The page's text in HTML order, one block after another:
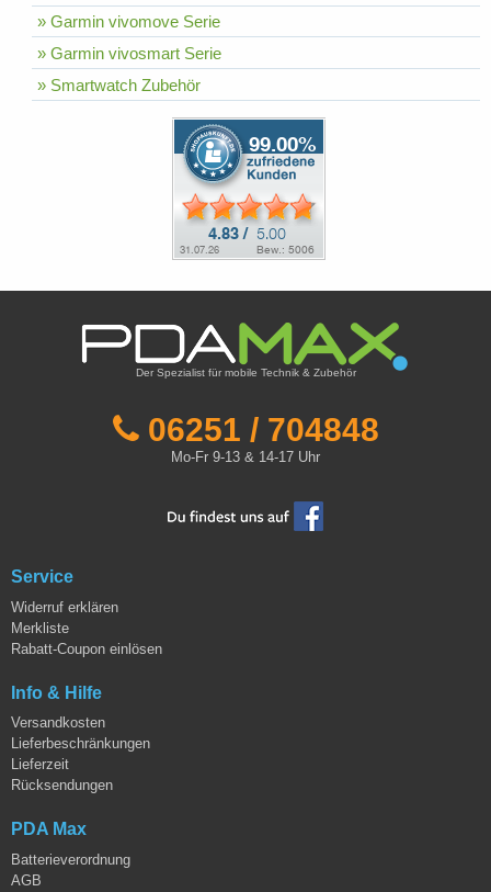
» Garmin vivomove Serie
» Garmin vivosmart Serie
» Smartwatch Zubehör
Der Spezialist für mobile Technik & Zubehör
06251 / 704848
Mo-Fr 9-13 & 14-17 Uhr
Service
Widerruf erklären
Merkliste
Rabatt-Coupon einlösen
Info & Hilfe
Versandkosten
Lieferbeschränkungen
Lieferzeit
Rücksendungen
PDA Max
Batterieverordnung
AGB